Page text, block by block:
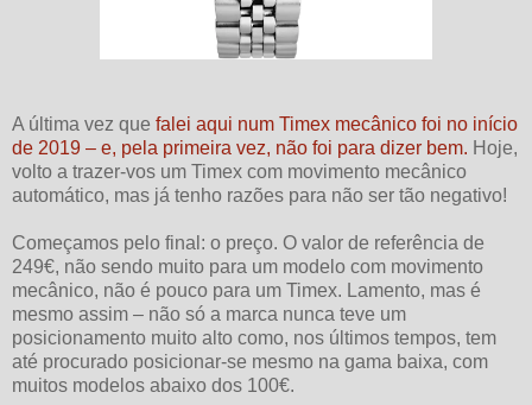
A última vez que falei aqui num Timex mecânico foi no início
de 2019 – e, pela primeira vez, não foi para dizer bem. Hoje,
volto a trazer-vos um Timex com movimento mecânico
automático, mas já tenho razões para não ser tão negativo!
Começamos pelo final: o preço. O valor de referência de
249€, não sendo muito para um modelo com movimento
mecânico, não é pouco para um Timex. Lamento, mas é
mesmo assim – não só a marca nunca teve um
posicionamento muito alto como, nos últimos tempos, tem
até procurado posicionar-se mesmo na gama baixa, com
muitos modelos abaixo dos 100€.